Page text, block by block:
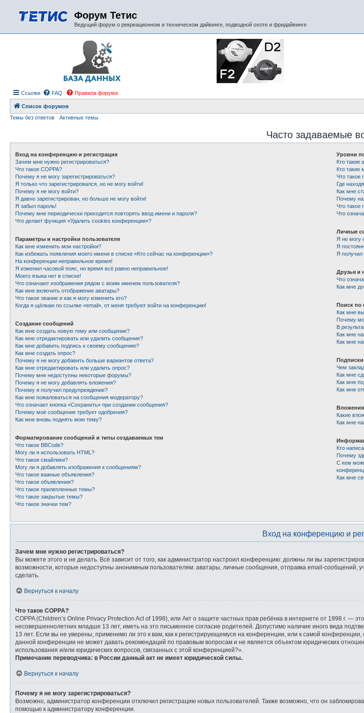
Форум Тетис
Ведущий форум о рекреационном и техническом дайвинге, подводной охоте и фридайвинге
Ссылки FAQ Правила форума
Список форумов
Темы без ответов
Активные темы
Часто задаваемые
Вход на конференцию и регистрация
Зачем мне нужно регистрироваться?
Что такое COPPA?
Почему я не могу зарегистрироваться?
Я только что зарегистрировался, но не могу войти!
Почему я не могу войти?
Я давно зарегистрирован, но больше не могу войти!
Я забыл пароль!
Почему мне периодически приходится повторять ввод имени и пароля?
Что делает функция «Удалить cookies конференции»?
Параметры и настройки пользователя
Как мне изменить мои настройки?
Как избежать появления моего имени в списке «Кто сейчас на конференции»?
На конференции неправильное время!
Я изменил часовой пояс, но время всё равно неправильное!
Моего языка нет в списке!
Что означают изображения рядом с моим именем пользователя?
Как мне включить отображение аватары?
Что такое звание и как я могу изменить его?
Когда я щёлкаю по ссылке «email», от меня требуют войти на конференцию!
Создание сообщений
Как мне создать новую тему или сообщение?
Как мне отредактировать или удалить сообщение?
Как мне добавить подпись к своему сообщению?
Как мне создать опрос?
Почему я не могу добавить больше вариантов ответа?
Как мне отредактировать или удалить опрос?
Почему мне недоступны некоторые форумы?
Почему я не могу добавлять вложения?
Почему я получил предупреждение?
Как мне пожаловаться на сообщения модератору?
Что означает кнопка «Сохранить» при создании сообщения?
Почему моё сообщение требует одобрения?
Как мне вновь поднять мою тему?
Форматирование сообщений и типы создаваемых тем
Что такое BBCode?
Могу ли я использовать HTML?
Что такое смайлики?
Могу ли я добавлять изображения к сообщениям?
Что такое важные объявления?
Что такое объявления?
Что такое прилепленные темы?
Что такое закрытые темы?
Что такое значки тем?
Уровни
Кто такие
Кто такие
Что такое
Где
Как мне
Почему
Что такое
Что
Личные
Я не могу
Я
Я получил
Друзья и
Что
Как мне
Поиск по
Как мне
Почему
В
Как мне
Как мне
Подписки
Чем
Как мне
Как мне
Как мне
Вложения
Какие
Как мне
Кто
Почему
С кем
Как мне
Вход на конференцию и
Зачем мне нужно регистрироваться?
Вы можете этого и не делать. Всё зависит от того, как администратор настроил конференцию: должны ли вы
возможности, которые недоступны анонимным пользователям: аватары, личные сообщения, отправка email-сообщений,
сделать.
Вернуться к началу
Что такое COPPA?
COPPA (Children’s Online Privacy Protection Act of 1998), или Акт о защите частных прав ребёнка в интернете от 1998 г.
несовершеннолетних младше 13 лет, иметь на это письменное согласие родителей. Допустимо наличие иного вида
13 лет. Если вы не уверены, применимо ли это к вам, как к регистрирующемуся на конференции, или к самой
данной конференции не может давать рекомендаций по правовым вопросам и не является объектом юридических
использования и/или юридических вопросов, связанных с этой конференцией?».
Примечание переводчика: в России данный акт не имеет юридической силы.
Вернуться к началу
Почему я не могу зарегистрироваться?
Возможно, администратор конференции отключил регистрацию новых пользователей. Также возможно, что он
помощью к администратору конференции.